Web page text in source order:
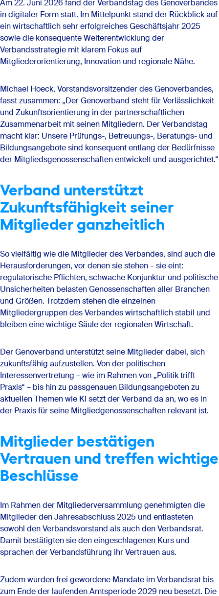
Am 22. Juni 2026 fand der Verbandstag des Genoverbandes
in digitaler Form statt. Im Mittelpunkt stand der Rückblick auf
ein wirtschaftlich sehr erfolgreiches Geschäftsjahr 2025
sowie die konsequente Weiterentwicklung der
Verbandsstrategie mit klarem Fokus auf
Mitgliederorientierung, Innovation und regionale Nähe.
Michael Hoeck, Vorstandsvorsitzender des Genoverbandes,
fasst zusammen: „Der Genoverband steht für Verlässlichkeit
und Zukunftsorientierung in der partnerschaftlichen
Zusammenarbeit mit seinen Mitgliedern. Der Verbandstag
macht klar: Unsere Prüfungs-, Betreuungs-, Beratungs- und
Bildungsangebote sind konsequent entlang der Bedürfnisse
der Mitgliedsgenossenschaften entwickelt und ausgerichtet.“
Verband unterstützt
Zukunftsfähigkeit seiner
Mitglieder ganzheitlich
So vielfältig wie die Mitglieder des Verbandes, sind auch die
Herausforderungen, vor denen sie stehen – sie eint:
regulatorische Pflichten, schwache Konjunktur und politische
Unsicherheiten belasten Genossenschaften aller Branchen
und Größen. Trotzdem stehen die einzelnen
Mitgliedergruppen des Verbandes wirtschaftlich stabil und
bleiben eine wichtige Säule der regionalen Wirtschaft.
Der Genoverband unterstützt seine Mitglieder dabei, sich
zukunftsfähig aufzustellen. Von der politischen
Interessenvertretung – wie im Rahmen von „Politik trifft
Praxis“ – bis hin zu passgenauen Bildungsangeboten zu
aktuellen Themen wie KI setzt der Verband da an, wo es in
der Praxis für seine Mitgliedgenossenschaften relevant ist.
Mitglieder bestätigen
Vertrauen und treffen wichtige
Beschlüsse
Im Rahmen der Mitgliederversammlung genehmigten die
Mitglieder den Jahresabschluss 2025 und entlasteten
sowohl den Verbandsvorstand als auch den Verbandsrat.
Damit bestätigten sie den eingeschlagenen Kurs und
sprachen der Verbandsführung ihr Vertrauen aus.
Zudem wurden frei gewordene Mandate im Verbandsrat bis
zum Ende der laufenden Amtsperiode 2029 neu besetzt. Die